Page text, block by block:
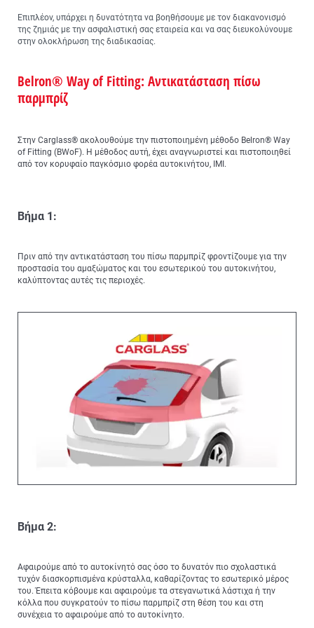
Επιπλέον, υπάρχει η δυνατότητα να βοηθήσουμε με τον διακανονισμό
της ζημιάς με την ασφαλιστική σας εταιρεία και να σας διευκολύνουμε
στην ολοκλήρωση της διαδικασίας.
Belron® Way of Fitting: Αντικατάσταση πίσω
παρμπρίζ
Στην Carglass® ακολουθούμε την πιστοποιημένη μέθοδο Belron® Way
of Fitting (BWoF). Η μέθοδος αυτή, έχει αναγνωριστεί και πιστοποιηθεί
από τον κορυφαίο παγκόσμιο φορέα αυτοκινήτου, IMI.
Βήμα 1:
Πριν από την αντικατάσταση του πίσω παρμπρίζ φροντίζουμε για την
προστασία του αμαξώματος και του εσωτερικού του αυτοκινήτου,
καλύπτοντας αυτές τις περιοχές.
Βήμα 2:
Αφαιρούμε από το αυτοκίνητό σας όσο το δυνατόν πιο σχολαστικά
τυχόν διασκορπισμένα κρύσταλλα, καθαρίζοντας το εσωτερικό μέρος
του. Έπειτα κόβουμε και αφαιρούμε τα στεγανωτικά λάστιχα ή την
κόλλα που συγκρατούν το πίσω παρμπρίζ στη θέση του και στη
συνέχεια το αφαιρούμε από το αυτοκίνητο.